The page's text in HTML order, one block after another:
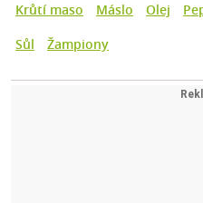
Krůtí maso
Máslo Olej
Sůl
Žampiony